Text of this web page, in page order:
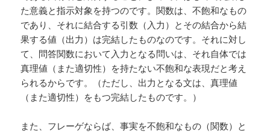
た意義と指示対象を持つのです。関数は、不飽和なもの
であり、それに結合する引数（入力）とその結合から結
果する値（出力）は完結したものなのです。それに対し
て、問答関数において入力となる問いは、それ自体では
真理値（また適切性）を持たない不飽和な表現だと考え
られるからです。（ただし、出力となる文は、真理値
（また適切性）をもつ完結したものです。）
また、フレーゲならば、事実を不飽和なもの（関数）と